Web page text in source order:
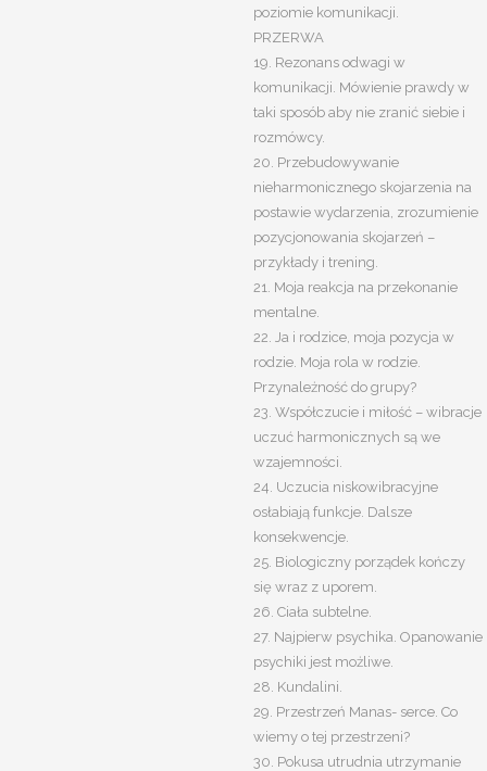
poziomie komunikacji.
PRZERWA
19. Rezonans odwagi w
komunikacji. Mówienie prawdy w
taki sposób aby nie zranić siebie i
rozmówcy.
20. Przebudowywanie
nieharmonicznego skojarzenia na
postawie wydarzenia, zrozumienie
pozycjonowania skojarzeń –
przykłady i trening.
21. Moja reakcja na przekonanie
mentalne.
22. Ja i rodzice, moja pozycja w
rodzie. Moja rola w rodzie.
Przynależność do grupy?
23. Współczucie i miłość – wibracje
uczuć harmonicznych są we
wzajemności.
24. Uczucia niskowibracyjne
osłabiają funkcje. Dalsze
konsekwencje.
25. Biologiczny porządek kończy
się wraz z uporem.
26. Ciała subtelne.
27. Najpierw psychika. Opanowanie
psychiki jest możliwe.
28. Kundalini.
29. Przestrzeń Manas- serce. Co
wiemy o tej przestrzeni?
30. Pokusa utrudnia utrzymanie